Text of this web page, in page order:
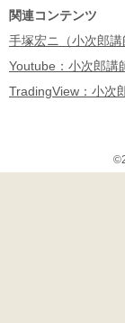
関連コンテンツ
手塚宏ニ（小次郎
Youtube：小次郎講
TradingView：小次